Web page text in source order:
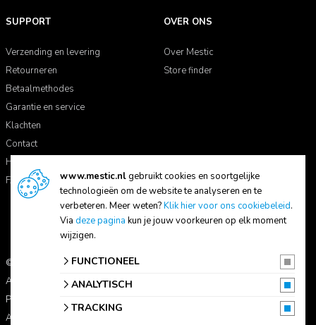
SUPPORT
Verzending en levering
Retourneren
Betaalmethodes
Garantie en service
Klachten
Contact
Handleidingen
FAQ
OVER ONS
Over Mestic
Store finder
© 2026 Mestic
Alle prijzen zijn inclusief btw.
Privacyverklaring
Algemene voorwaarden
www.mestic.nlgebruikt cookies en soortgelijke
technologieën om de website te analyseren en te
verbeteren. Meer weten?Klik hier voor ons cookiebeleid.
Via deze pagina kun je jouw voorkeuren op elk moment
wijzigen.
FUNCTIONEEL
ANALYTISCH
TRACKING